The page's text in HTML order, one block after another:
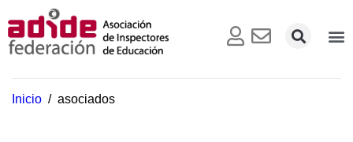
Inicio / asociados